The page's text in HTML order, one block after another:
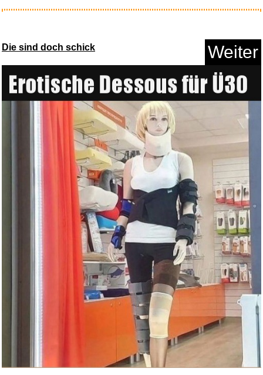
BLLBOO Kontaktlinsen Behä...
Anzeige
Die sind doch schick Weiter